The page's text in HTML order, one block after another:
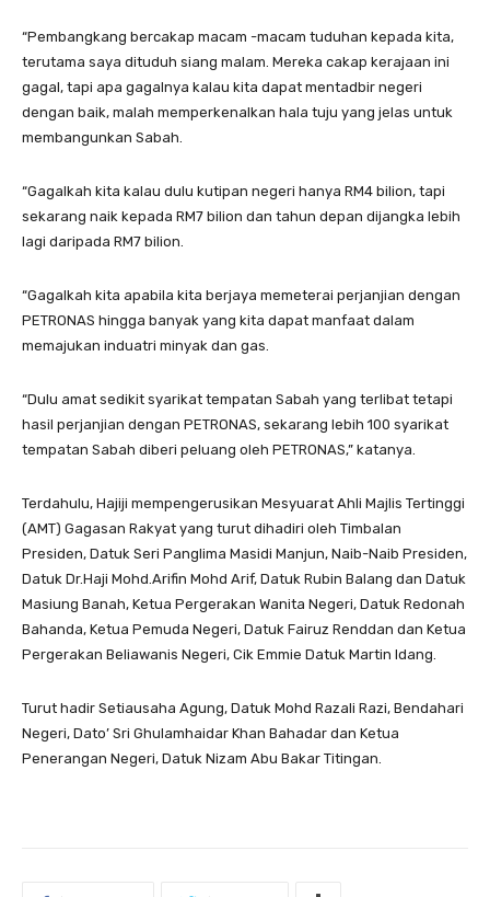
“Pembangkang bercakap macam -macam tuduhan kepada kita,
terutama saya dituduh siang malam. Mereka cakap kerajaan ini
gagal, tapi apa gagalnya kalau kita dapat mentadbir negeri
dengan baik, malah memperkenalkan hala tuju yang jelas untuk
membangunkan Sabah.
“Gagalkah kita kalau dulu kutipan negeri hanya RM4 bilion, tapi
sekarang naik kepada RM7 bilion dan tahun depan dijangka lebih
lagi daripada RM7 bilion.
“Gagalkah kita apabila kita berjaya memeterai perjanjian dengan
PETRONAS hingga banyak yang kita dapat manfaat dalam
memajukan induatri minyak dan gas.
“Dulu amat sedikit syarikat tempatan Sabah yang terlibat tetapi
hasil perjanjian dengan PETRONAS, sekarang lebih 100 syarikat
tempatan Sabah diberi peluang oleh PETRONAS,” katanya.
Terdahulu, Hajiji mempengerusikan Mesyuarat Ahli Majlis Tertinggi
(AMT) Gagasan Rakyat yang turut dihadiri oleh Timbalan
Presiden, Datuk Seri Panglima Masidi Manjun, Naib-Naib Presiden,
Datuk Dr.Haji Mohd.Arifin Mohd Arif, Datuk Rubin Balang dan Datuk
Masiung Banah, Ketua Pergerakan Wanita Negeri, Datuk Redonah
Bahanda, Ketua Pemuda Negeri, Datuk Fairuz Renddan dan Ketua
Pergerakan Beliawanis Negeri, Cik Emmie Datuk Martin Idang.
Turut hadir Setiausaha Agung, Datuk Mohd Razali Razi, Bendahari
Negeri, Dato’ Sri Ghulamhaidar Khan Bahadar dan Ketua
Penerangan Negeri, Datuk Nizam Abu Bakar Titingan.